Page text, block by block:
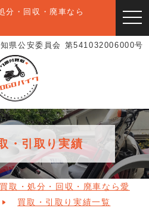
分・回収・廃車なら
県公安委員会 第541032006000号
・引取り実績
取・処分・回収・廃車なら愛
買取・引取り実績一覧